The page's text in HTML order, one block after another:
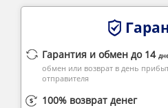
Гарантия и обмен до 14
обмен или возврат в день
отправителя
100% возврат денег